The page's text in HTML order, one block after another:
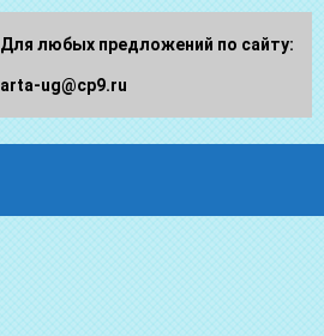
Для любых предложений по сайту:
arta-ug@cp9.ru